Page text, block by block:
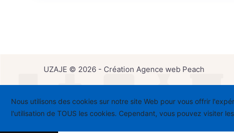
UZAJE © 2026 - Création Agence web Peach
Nous utilisons des cookies sur notre site Web pour vous offrir
l'utilisation de TOUS les cookies. Cependant, vous pouvez visiter